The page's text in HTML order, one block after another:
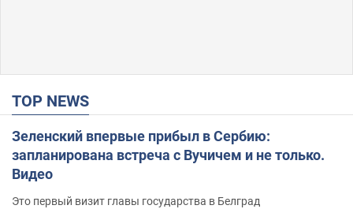
TOP NEWS
Зеленский впервые прибыл в Сербию:
запланирована встреча с Вучичем и не только.
Видео
Это первый визит главы государства в Белград